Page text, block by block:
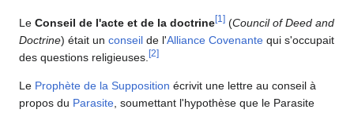
Le Conseil de l'acte et de la doctrine[1 ] (Council of Deed and
Doctrine) était un conseil de l'Alliance Covenante qui s'occupait
des questions religieuses. [2]
Le Prophète de la Supposition écrivit une lettre au conseil à
propos du Parasite , soumettant l'hypothèse que le Parasite